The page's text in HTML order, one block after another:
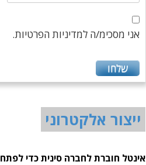
אני מסכימ/ה למדיניות הפרטיות.
ייצור אלקטרוני
אינטל חוברת לחברה סינית כדי לפתח